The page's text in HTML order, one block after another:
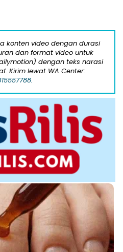
konten video dengan durasi
dan format video untuk
dengan teks narasi
Kirim lewat WA Center: